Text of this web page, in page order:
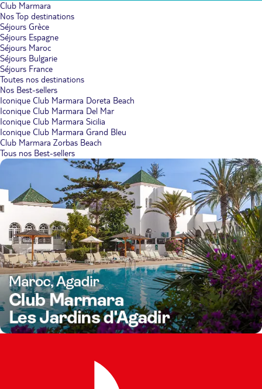
Club Marmara
Nos Top destinations
Séjours Grèce
Séjours Espagne
Séjours Maroc
Séjours Bulgarie
Séjours France
Toutes nos destinations
Nos Best-sellers
Iconique Club Marmara Doreta Beach
Iconique Club Marmara Del Mar
Iconique Club Marmara Sicilia
Iconique Club Marmara Grand Bleu
Club Marmara Zorbas Beach
Tous nos Best-sellers